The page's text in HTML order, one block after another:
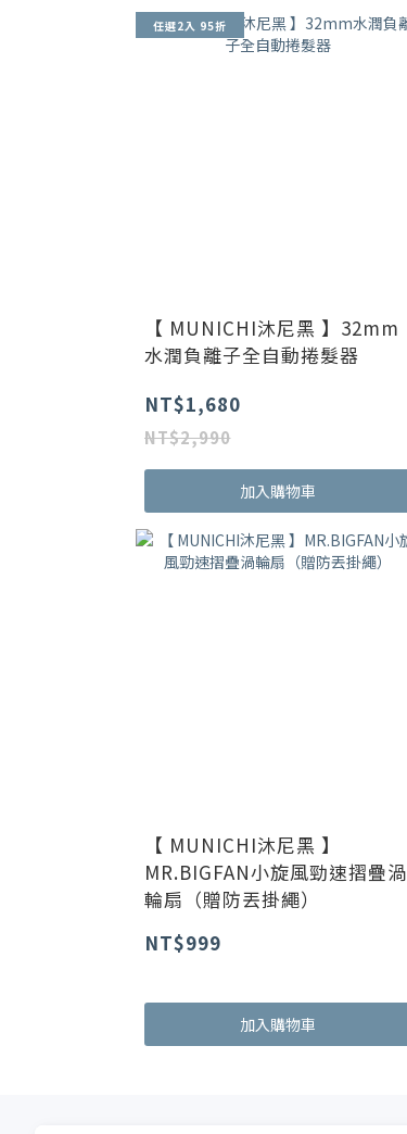
任選2入 95折
【 MUNICHI沐尼黑 】32mm
水潤負離子全自動捲髮器
NT$1,680
NT$2,990
加入購物車
【 MUNICHI沐尼黑 】
MR.BIGFAN小旋風勁速摺疊渦
輪扇（贈防丟掛繩）
NT$999
加入購物車